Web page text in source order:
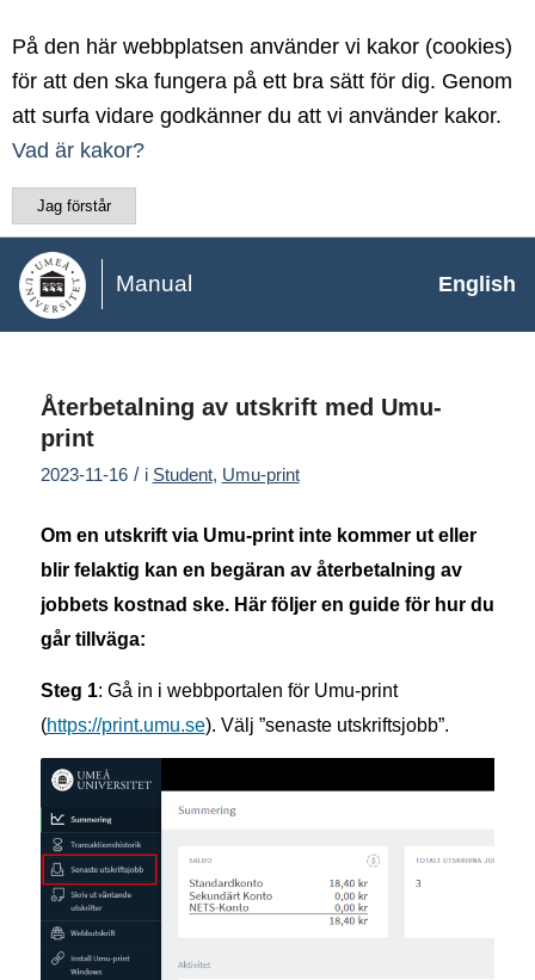
På den här webbplatsen använder vi kakor (cookies)
för att den ska fungera på ett bra sätt för dig. Genom
att surfa vidare godkänner du att vi använder kakor.
Vad är kakor?
Jag förstår
Manual English
Återbetalning av utskrift med Umu-
print
2023-11-16 / i Student, Umu-print
Om en utskrift via Umu-print inte kommer ut eller
blir felaktig kan en begäran av återbetalning av
jobbets kostnad ske. Här följer en guide för hur du
går tillväga:
Steg 1: Gå in i webbportalen för Umu-print
(https://print.umu.se). Välj ”senaste utskriftsjobb”.